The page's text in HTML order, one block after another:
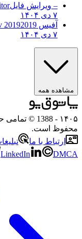
– ویرایش فایل
آفیس 20192019 Microsoft Office 2019 Pro Plus v
همه
- 1388 ©
است.
ارتباط با ما
تبلیغات
LinkedIn